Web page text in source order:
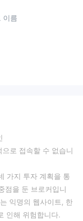
이름
으로 접속할 수 없습니
가지 투자 계획을 통
점을 둔 브로커입니
익명의 웹사이트, 한
인해 위험합니다.